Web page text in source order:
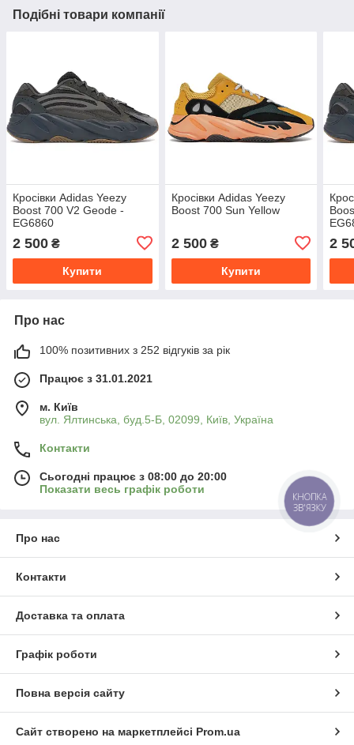
Подібні товари компанії
Кросівки Adidas Yeezy
Boost 700 V2 Geode -
EG6860
2 500 ₴
Купити
Кросівки Adidas Yeezy
Boost 700 Sun Yellow
2 500₴
Купити
2
Про нас
100% позитивних з 252 відгуків за рік
Працює з 31.01.2021
м. Київ
вул. Ялтинська, буд.5-Б, 02099, Київ, Україна
Контакти
Сьогодні працює з 08:00 до 20:00
Показати весь графік роботи
Про нас
Контакти
Доставка та оплата
Графік роботи
Повна версія сайту
Сайт створено на маркетплейсі Prom.ua
КНОПКА
ЗВ'ЯЗКУ